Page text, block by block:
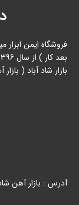
فروشگاه ایمن ابزار
بازار شاد آباد (